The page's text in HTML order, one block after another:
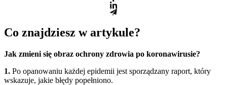
Co znajdziesz w artykule?
Jak zmieni się obraz ochrony zdrowia po koronawirusie?
1. Po opanowaniu każdej epidemii jest sporządzany raport, który
wskazuje, jakie błędy popełniono.